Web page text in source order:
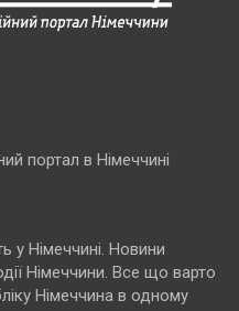
портал в Німеччині
у Німеччині. Новини
Німеччини. Все що варто
Німеччина в одному